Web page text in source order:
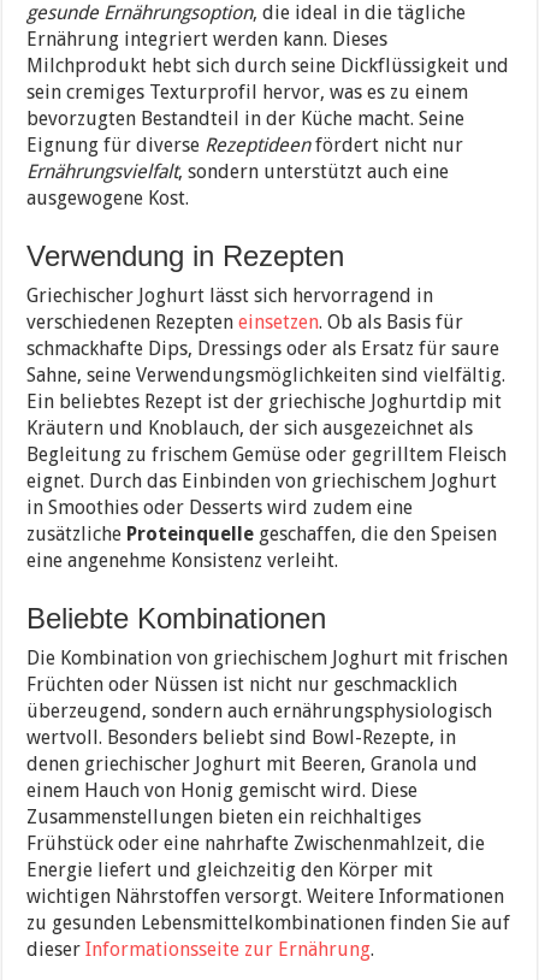
gesunde Ernährungsoption, die ideal in die tägliche
Ernährung integriert werden kann. Dieses
Milchprodukt hebt sich durch seine Dickflüssigkeit und
sein cremiges Texturprofil hervor, was es zu einem
bevorzugten Bestandteil in der Küche macht. Seine
Eignung für diverse Rezeptideenfördert nicht nur
Ernährungsvielfalt, sondern unterstützt auch eine
ausgewogene Kost.
Verwendung in Rezepten
Griechischer Joghurt lässt sich hervorragend in
verschiedenen Rezepteneinsetzen. Ob als Basis für
schmackhafte Dips, Dressings oder als Ersatz für saure
Sahne, seine Verwendungsmöglichkeiten sind vielfältig.
Ein beliebtes Rezept ist der griechische Joghurtdip mit
Kräutern und Knoblauch, der sich ausgezeichnet als
Begleitung zu frischem Gemüse oder gegrilltem Fleisch
eignet. Durch das Einbinden von griechischem Joghurt
in Smoothies oder Desserts wird zudem eine
zusätzliche Proteinquelle geschaffen, die den Speisen
eine angenehme Konsistenz verleiht.
Beliebte Kombinationen
Die Kombination von griechischem Joghurt mit frischen
Früchten oder Nüssen ist nicht nur geschmacklich
überzeugend, sondern auch ernährungsphysiologisch
wertvoll. Besonders beliebt sind Bowl-Rezepte, in
denen griechischer Joghurt mit Beeren, Granola und
einem Hauch von Honig gemischt wird. Diese
Zusammenstellungen bieten ein reichhaltiges
Frühstück oder eine nahrhafte Zwischenmahlzeit, die
Energie liefert und gleichzeitig den Körper mit
wichtigen Nährstoffen versorgt. Weitere Informationen
zu gesunden Lebensmittelkombinationen finden Sie auf
dieserInformationsseite zur Ernährung.